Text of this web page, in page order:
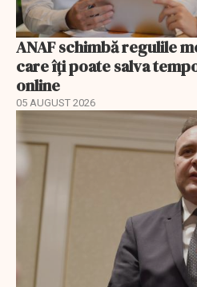
ANAF schimbă regulile
care îți poate salva
online
05 AUGUST 2026